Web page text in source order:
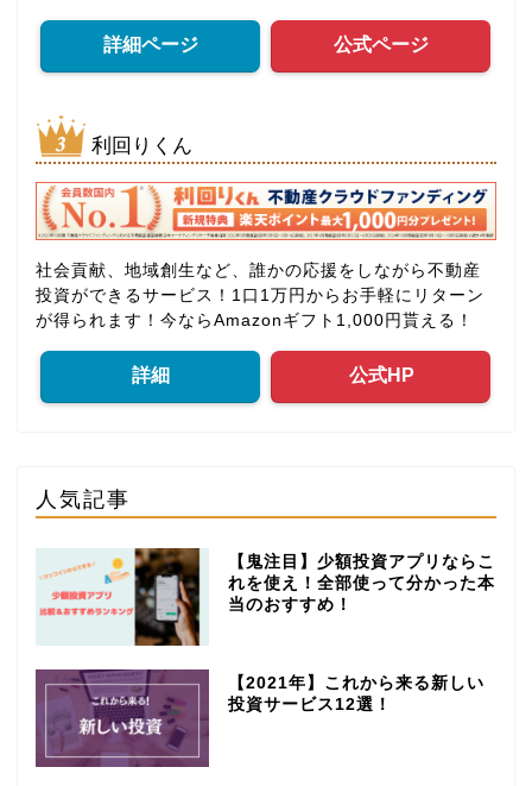
詳細ページ 公式ページ
利回りくん
社会貢献、地域創生など、誰かの応援をしながら不動産
投資ができるサービス！1口1万円からお手軽にリターン
が得られます！今ならAmazonギフト1,000円貰える！
詳細 公式HP
人気記事
【鬼注目】少額投資アプリならこ
れを使え！全部使って分かった本
当のおすすめ！
【2021年】これから来る新しい
投資サービス12選！